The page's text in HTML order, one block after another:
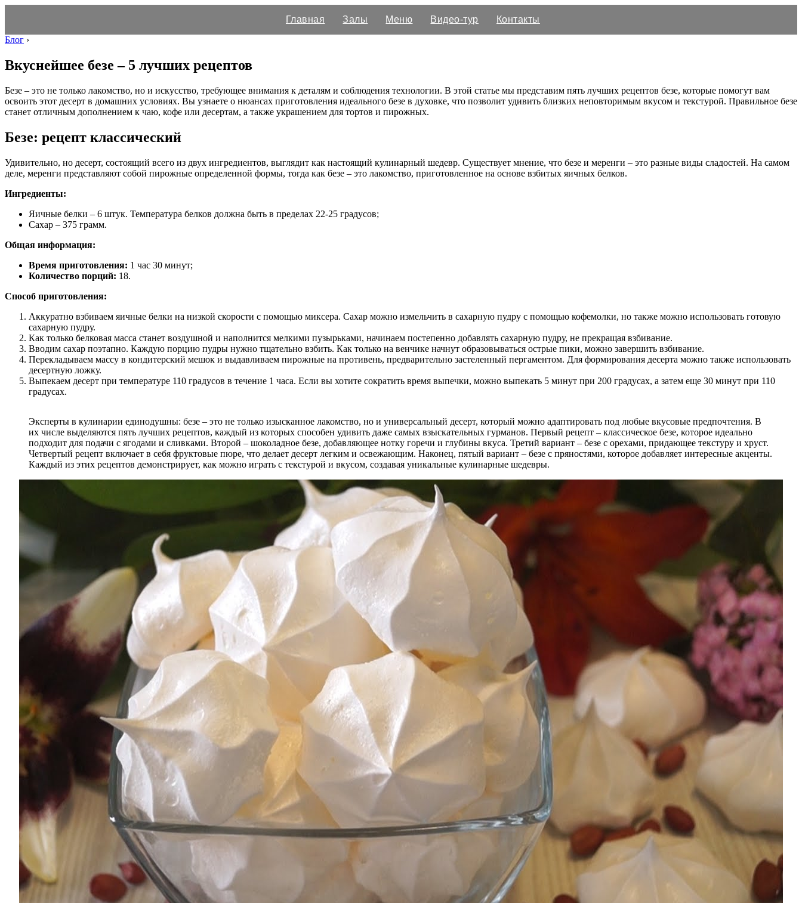
Главная Залы Меню Видео-тур
Контакты
Блог ›
Вкуснейшее безе – 5 лучших рецептов
Безе – это не только лакомство, но и искусство, требующее внимания к деталям и соблюдения технологии. В этой статье мы представим пять лучших рецептов безе, которые помогут вам
освоить этот десерт в домашних условиях. Вы узнаете о нюансах приготовления идеального безе в духовке, что позволит удивить близких неповторимым вкусом и текстурой. Правильное безе
станет отличным дополнением к чаю, кофе или десертам, а также украшением для тортов и пирожных.
Безе: рецепт классический
Удивительно, но десерт, состоящий всего из двух ингредиентов, выглядит как настоящий кулинарный шедевр. Существует мнение, что безе и меренги – это разные виды сладостей. На самом
деле, меренги представляют собой пирожные определенной формы, тогда как безе – это лакомство, приготовленное на основе взбитых яичных белков.
Ингредиенты:
Яичные белки – 6 штук. Температура белков должна быть в пределах 22-25 градусов;
Сахар – 375 грамм.
Общая информация:
Время приготовления: 1 час 30 минут;
Количество порций: 18.
Способ приготовления:
Аккуратно взбиваем яичные белки на низкой скорости с помощью миксера. Сахар можно измельчить в сахарную пудру с помощью кофемолки, но также можно использовать готовую
сахарную пудру.
Как только белковая масса станет воздушной и наполнится мелкими пузырьками, начинаем постепенно добавлять сахарную пудру, не прекращая взбивание.
Вводим сахар поэтапно. Каждую порцию пудры нужно тщательно взбить. Как только на венчике начнут образовываться острые пики, можно завершить взбивание.
Перекладываем массу в кондитерский мешок и выдавливаем пирожные на противень, предварительно застеленный пергаментом. Для формирования десерта можно также использовать
десертную ложку.
Выпекаем десерт при температуре 110 градусов в течение 1 часа. Если вы хотите сократить время выпечки, можно выпекать 5 минут при 200 градусах, а затем еще 30 минут при 110
градусах.
Эксперты в кулинарии единодушны: безе – это не только изысканное лакомство, но и универсальный десерт, который можно адаптировать под любые вкусовые предпочтения. В
их числе выделяются пять лучших рецептов, каждый из которых способен удивить даже самых взыскательных гурманов. Первый рецепт – классическое безе, которое идеально
подходит для подачи с ягодами и сливками. Второй – шоколадное безе, добавляющее нотку горечи и глубины вкуса. Третий вариант – безе с орехами, придающее текстуру и хруст.
Четвертый рецепт включает в себя фруктовые пюре, что делает десерт легким и освежающим. Наконец, пятый вариант – безе с пряностями, которое добавляет интересные акценты.
Каждый из этих рецептов демонстрирует, как можно играть с текстурой и вкусом, создавая уникальные кулинарные шедевры.